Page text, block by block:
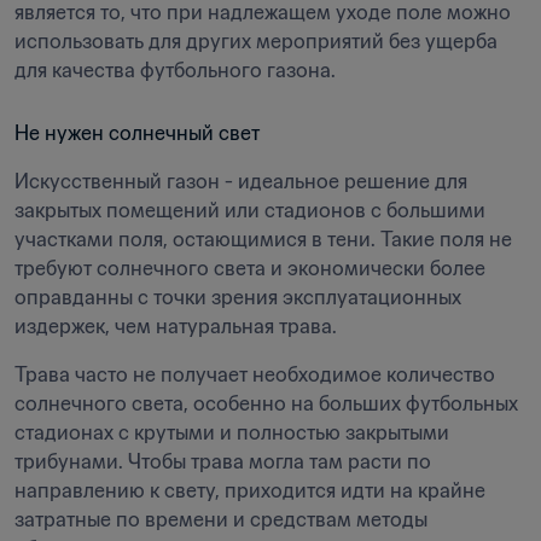
является то, что при надлежащем уходе поле можно
использовать для других мероприятий без ущерба
для качества футбольного газона.
Не нужен солнечный свет
Искусственный газон - идеальное решение для
закрытых помещений или стадионов с большими
участками поля, остающимися в тени. Такие поля не
требуют солнечного света и экономически более
оправданны с точки зрения эксплуатационных
издержек, чем натуральная трава.
Трава часто не получает необходимое количество
солнечного света, особенно на больших футбольных
стадионах с крутыми и полностью закрытыми
трибунами. Чтобы трава могла там расти по
направлению к свету, приходится идти на крайне
затратные по времени и средствам методы